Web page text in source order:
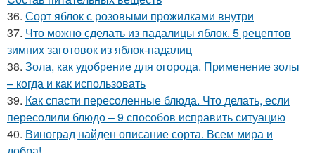
36. Сорт яблок с розовыми прожилками внутри
37. Что можно сделать из падалицы яблок. 5 рецептов
зимних заготовок из яблок-падалиц
38. Зола, как удобрение для огорода. Применение золы
– когда и как использовать
39. Как спасти пересоленные блюда. Что делать, если
пересолили блюдо – 9 способов исправить ситуацию
40. Виноград найден описание сорта. Всем мира и